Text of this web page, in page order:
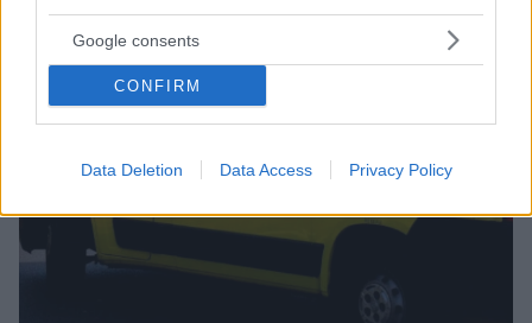
Google consents
CONFIRM
Data Deletion Data Access Privacy Policy